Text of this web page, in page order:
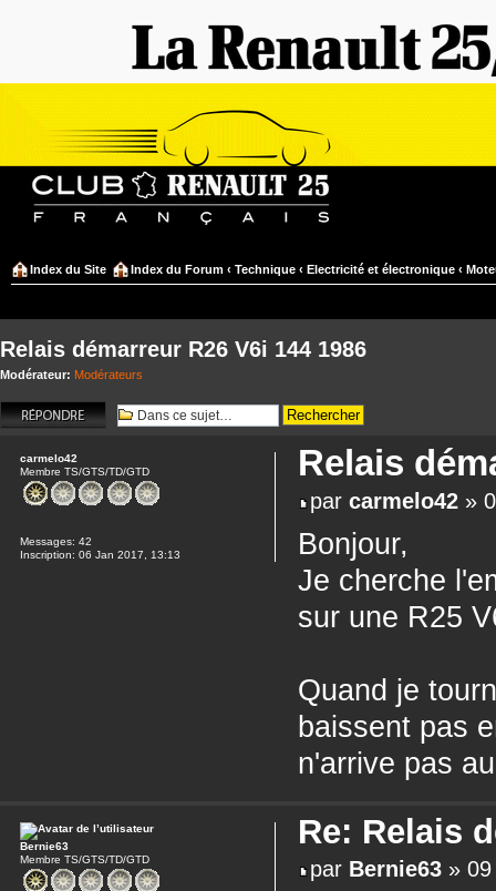
Index du Site Index du Forum ‹ Technique ‹ Electricité et électronique ‹
Relais démarreur R26 V6i 144 1986
Modérateur: Modérateurs
Répondre
Relais
parcarmelo42 »
Bonjour,
Je cherche
sur une R25
Quand je
baissent pas
n'arrive pas
carmelo42
Membre TS/GTS/TD/GTD
Messages: 42
Inscription: 06 Jan 2017, 13:13
Re: Relais
par Bernie63 »
Bernie63
Membre TS/GTS/TD/GTD